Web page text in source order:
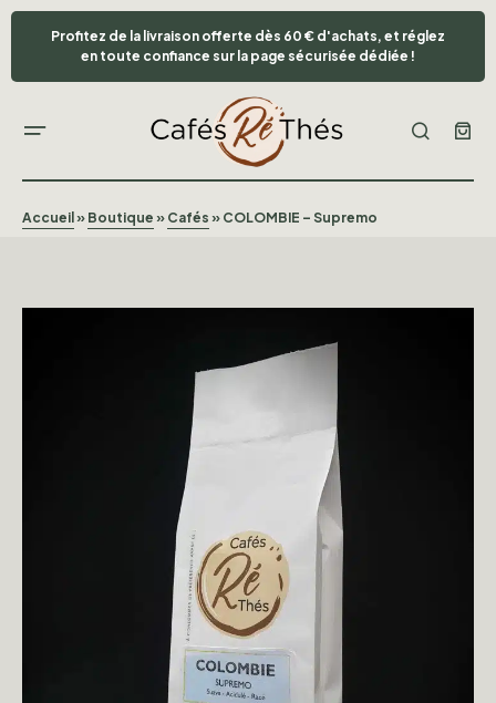
Profitez de la livraison offerte dès 60 € d'achats, et réglez
en toute confiance sur la page sécurisée dédiée !
Accueil » Boutique » Cafés » COLOMBIE – Supremo